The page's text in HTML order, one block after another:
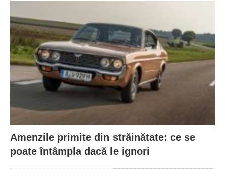
Amenzile primite din străinătate: ce se
poate întâmpla dacă le ignori